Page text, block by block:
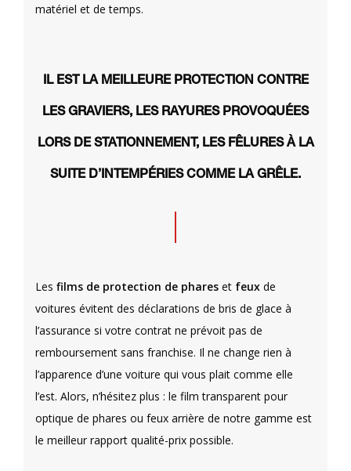
matériel et de temps.
IL EST LA MEILLEURE PROTECTION CONTRE
LES GRAVIERS, LES RAYURES PROVOQUÉES
LORS DE STATIONNEMENT, LES FÊLURES À LA
SUITE D’INTEMPÉRIES COMME LA GRÊLE.
Les films de protection de phares et feux de
voitures évitent des déclarations de bris de glace à
l’assurance si votre contrat ne prévoit pas de
remboursement sans franchise. Il ne change rien à
l’apparence d’une voiture qui vous plait comme elle
l’est. Alors, n’hésitez plus : le film transparent pour
optique de phares ou feux arrière de notre gamme est
le meilleur rapport qualité-prix possible.